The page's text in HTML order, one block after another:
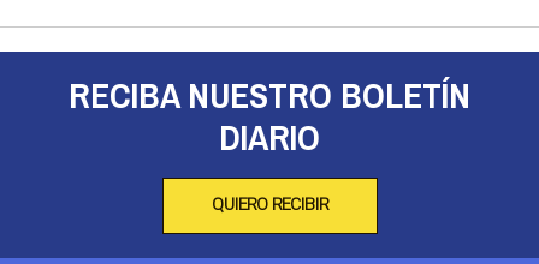
RECIBA NUESTRO BOLETÍN
DIARIO
QUIERO RECIBIR